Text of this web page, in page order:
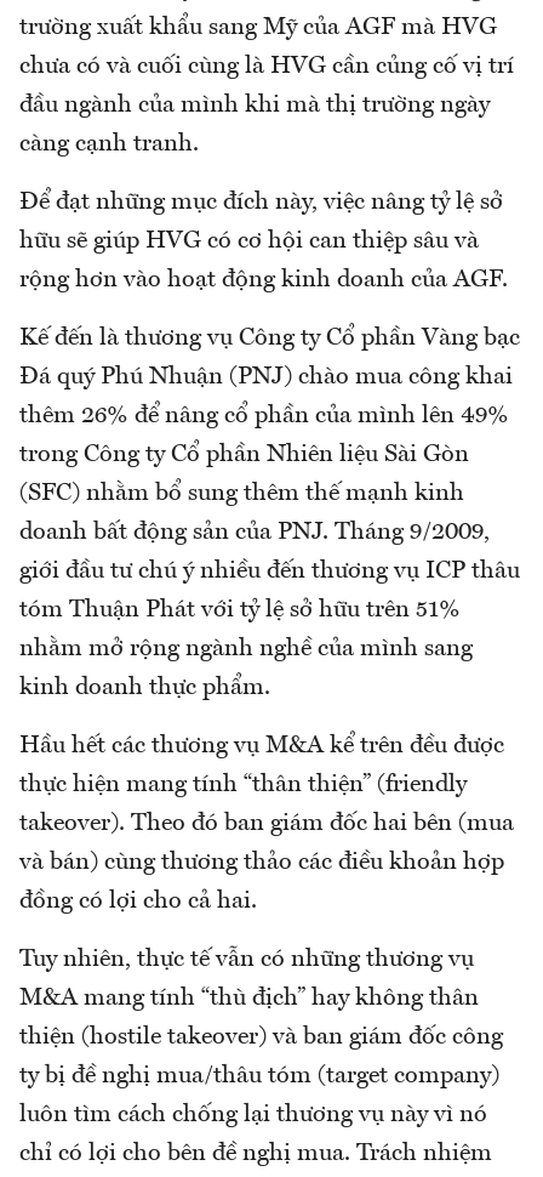
trường xuất khẩu sang Mỹ của AGF mà HVG
chưa có và cuối cùng là HVG cần củng cố vị trí
đầu ngành của mình khi mà thị trường ngày
càng cạnh tranh.
Để đạt những mục đích này, việc nâng tỷ lệ sở
hữu sẽ giúp HVG có cơ hội can thiệp sâu và
rộng hơn vào hoạt động kinh doanh của AGF.
Kế đến là thương vụ Công ty Cổ phần Vàng bạc
Đá quý Phú Nhuận (PNJ) chào mua công khai
thêm 26% để nâng cổ phần của mình lên 49%
trong Công ty Cổ phần Nhiên liệu Sài Gòn
(SFC) nhằm bổ sung thêm thế mạnh kinh
doanh bất động sản của PNJ. Tháng 9/2009,
giới đầu tư chú ý nhiều đến thương vụ ICP thâu
tóm Thuận Phát với tỷ lệ sở hữu trên 51%
nhằm mở rộng ngành nghề của mình sang
kinh doanh thực phẩm.
Hầu hết các thương vụ M&A kể trên đều được
thực hiện mang tính “thân thiện” (friendly
takeover). Theo đó ban giám đốc hai bên (mua
và bán) cùng thương thảo các điều khoản hợp
đồng có lợi cho cả hai.
Tuy nhiên, thực tế vẫn có những thương vụ
M&A mang tính “thù địch” hay không thân
thiện (hostile takeover) và ban giám đốc công
ty bị đề nghị mua/thâu tóm (target company)
luôn tìm cách chống lại thương vụ này vì nó
chỉ có lợi cho bên đề nghị mua. Trách nhiệm